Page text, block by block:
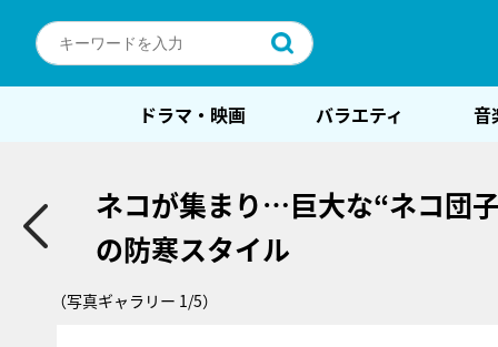
ドラマ・映画 バラエティ 音
ネコが集まり…巨大な“ネコ団
の防寒スタイル
（写真ギャラリー 1/5）